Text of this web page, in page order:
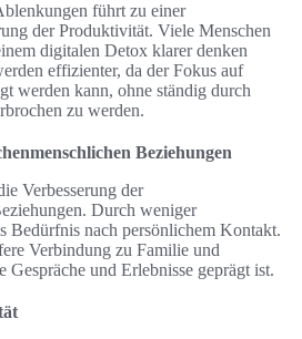
führt zu einer
der Produktivität. Viele Menschen
digitalen Detox klarer denken
effizienter, da der Fokus auf
werden kann, ohne ständig durch
zu werden.
Beziehungen
Verbesserung der
Durch weniger
Bedürfnis nach persönlichem Kontakt.
Verbindung zu Familie und
Gespräche und Erlebnisse geprägt ist.